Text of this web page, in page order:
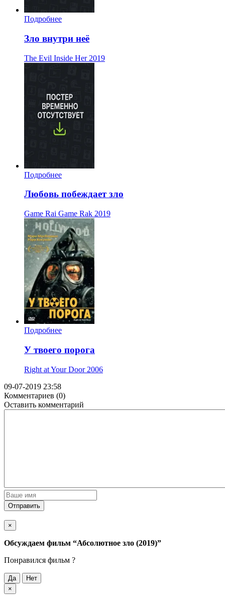
Подробнее
Зло внутри неё
The Evil Inside Her 2019
Подробнее
Любовь побеждает зло
Game Rai Game Rak 2019
Подробнее
У твоего порога
Right at Your Door 2006
09-07-2019 23:58
Комментариев (0)
Оставить комментарий
Отправить
×
Обсуждаем фильм “Абсолютное зло (2019)”
Понравился фильм ?
Да
Нет
×